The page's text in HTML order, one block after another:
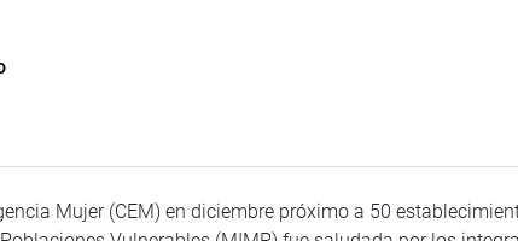
Mujer (CEM) en diciembre próximo a 50